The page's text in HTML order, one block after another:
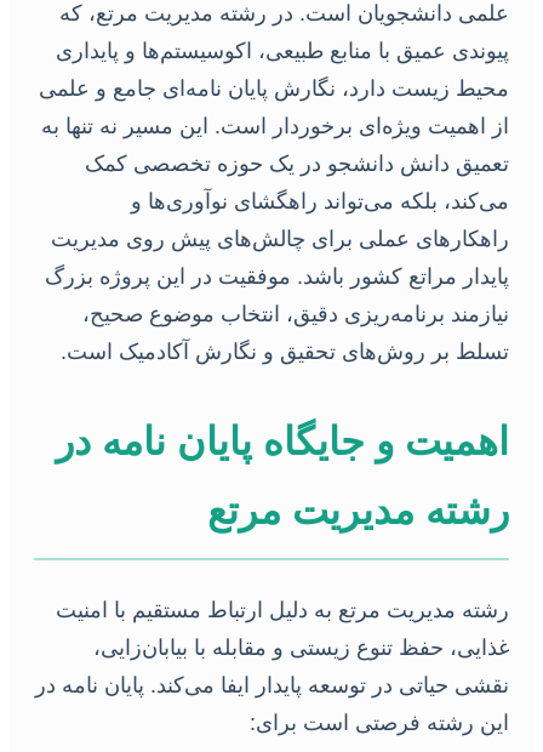
علمی دانشجویان است. در رشته مدیریت مرتع، که
پیوندی عمیق با منابع طبیعی، اکوسیستم‌ها و پایداری
محیط زیست دارد، نگارش پایان نامه‌ای جامع و علمی
از اهمیت ویژه‌ای برخوردار است. این مسیر نه تنها به
تعمیق دانش دانشجو در یک حوزه تخصصی کمک
می‌کند، بلکه می‌تواند راهگشای نوآوری‌ها و
راهکارهای عملی برای چالش‌های پیش روی مدیریت
پایدار مراتع کشور باشد. موفقیت در این پروژه بزرگ
نیازمند برنامه‌ریزی دقیق، انتخاب موضوع صحیح،
تسلط بر روش‌های تحقیق و نگارش آکادمیک است.
اهمیت و جایگاه پایان نامه در
رشته مدیریت مرتع
رشته مدیریت مرتع به دلیل ارتباط مستقیم با امنیت
غذایی، حفظ تنوع زیستی و مقابله با بیابان‌زایی،
نقشی حیاتی در توسعه پایدار ایفا می‌کند. پایان نامه در
این رشته فرصتی است برای: